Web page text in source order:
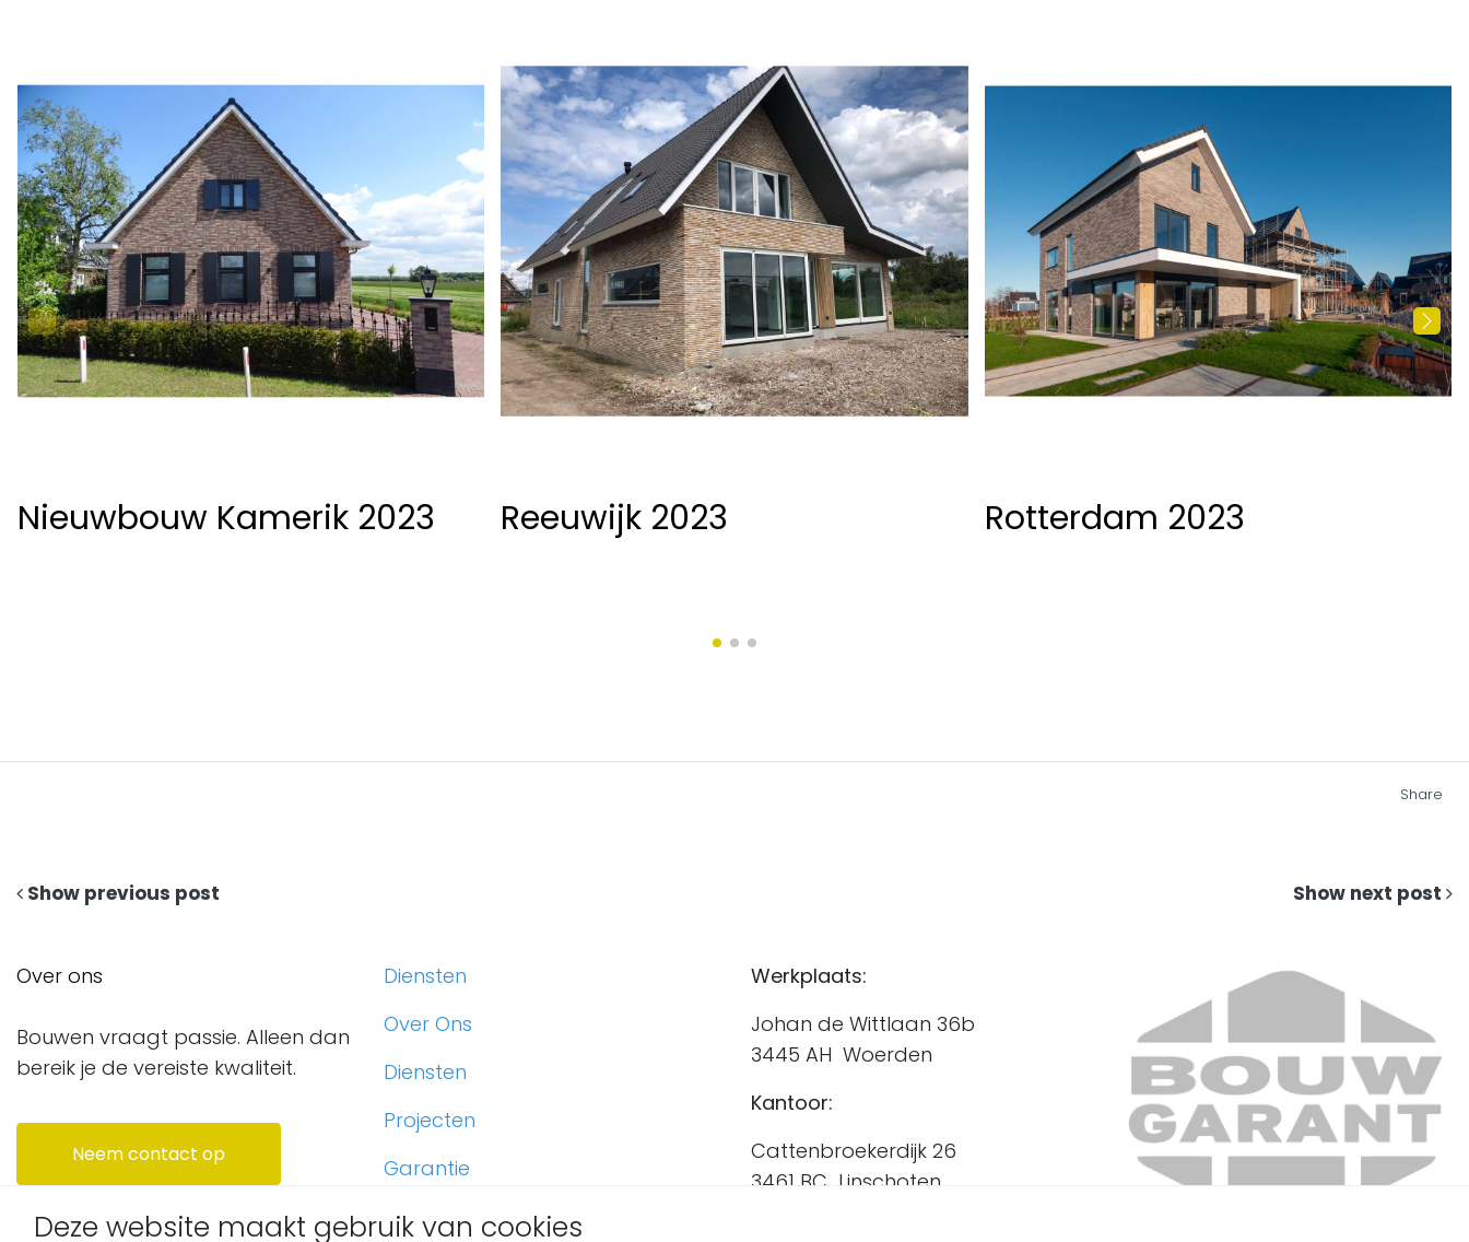
Nieuwbouw Kamerik 2023 Reeuwijk 2023 Rotterdam 2023
Share
Show previous post Show next post
Over ons
Bouwen vraagt passie. Alleen dan
bereik je de vereiste kwaliteit.
Neem contact op
Diensten
Over Ons
Diensten
Projecten
Garantie
Contact
Werkplaats:
Johan de Wittlaan 36b
3445 AH Woerden
Kantoor:
Cattenbroekerdijk 26
3461 BC Linschoten
Deze website maakt gebruik van cookies